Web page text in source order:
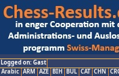
Logged on: Gast
Arabic ARM AZE BIH BUL CAT CHN